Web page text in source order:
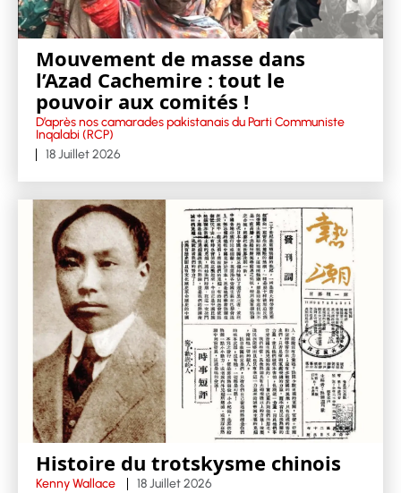
Mouvement de masse dans
l’Azad Cachemire : tout le
pouvoir aux comités !
D’après nos camarades pakistanais du Parti Communiste
Inqalabi (RCP)
18 Juillet 2026
Histoire du trotskysme chinois
Kenny Wallace 18 Juillet 2026